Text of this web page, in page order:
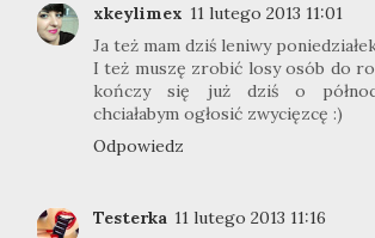
xkeylimex 11 lutego 2013 11:01
Ja też mam dziś leniwy
I też muszę zrobić losy osób do
kończy się już dziś o
chciałabym ogłosić zwycięzcę :)
Odpowiedz
Testerka 11 lutego 2013 11:16